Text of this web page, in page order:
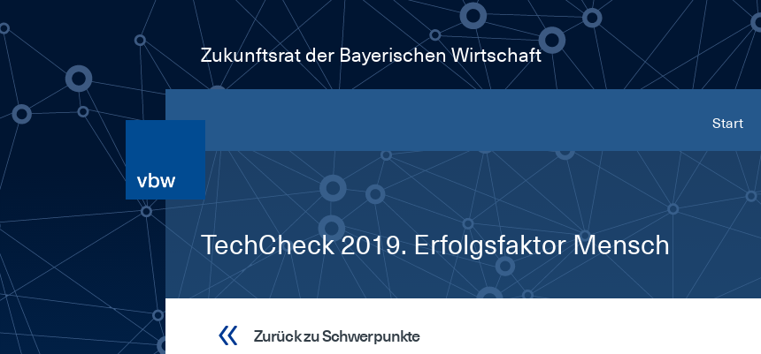
Zukunftsrat der Bayerischen Wirtschaft
Start
TechCheck 2019. Erfolgsfaktor Mensch
Zurück zu Schwerpunkte